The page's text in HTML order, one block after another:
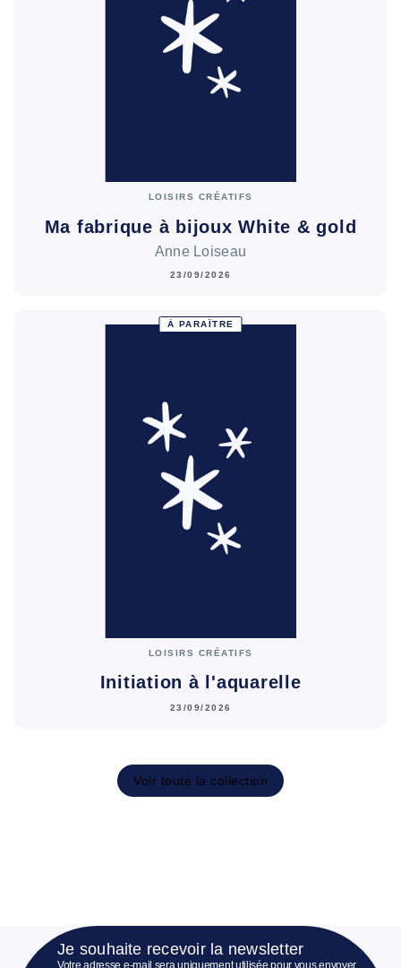
LOISIRS CRÉATIFS
Ma fabrique à bijoux White & gold
Anne Loiseau
23/09/2026
À PARAÎTRE
LOISIRS CRÉATIFS
Initiation à l'aquarelle
23/09/2026
Voir toute la collection
Je souhaite recevoir la newsletter